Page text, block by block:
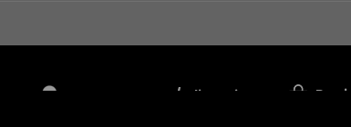
Se connecter / S'inscrire